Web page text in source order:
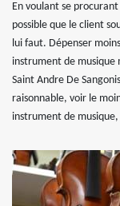
En voulant se
possible que le client
lui faut. Dépenser
instrument de musique
Saint Andre De
raisonnable, voir le
instrument de musique,